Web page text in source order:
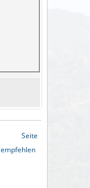
Seite
empfehlen